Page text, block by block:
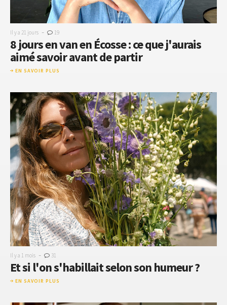
Il y a 21 jours - 19
8 jours en van en Écosse : ce que j'aurais
aimé savoir avant de partir
EN SAVOIR PLUS
Il y a 1 mois - 31
Et si l'on s'habillait selon son humeur ?
EN SAVOIR PLUS